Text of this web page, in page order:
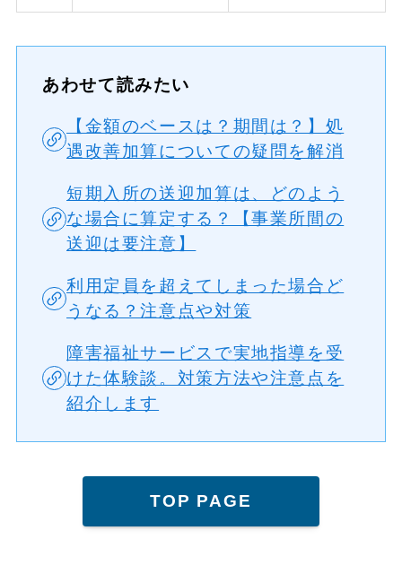
あわせて読みたい
【金額のベースは？期間は？】処
遇改善加算についての疑問を解消
短期入所の送迎加算は、どのよう
な場合に算定する？【事業所間の
送迎は要注意】
利用定員を超えてしまった場合ど
うなる？注意点や対策
障害福祉サービスで実地指導を受
けた体験談。対策方法や注意点を
紹介します
TOP PAGE